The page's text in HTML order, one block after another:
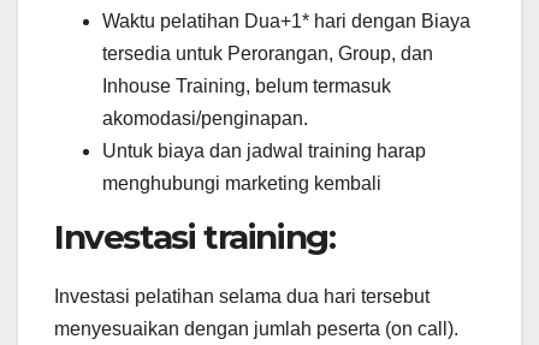
Waktu pelatihan Dua+1* hari dengan Biaya
tersedia untuk Perorangan, Group, dan
Inhouse Training, belum termasuk
akomodasi/penginapan.
Untuk biaya dan jadwal training harap
menghubungi marketing kembali
Investasi training:
Investasi pelatihan selama dua hari tersebut
menyesuaikan dengan jumlah peserta (on call).